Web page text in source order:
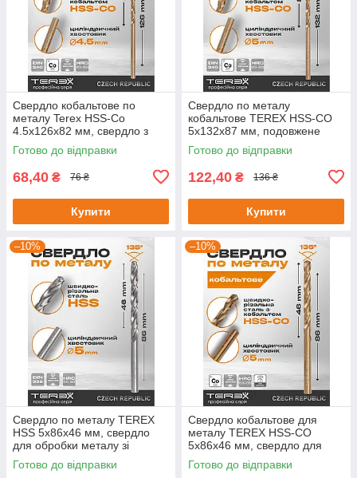
Свердло кобальтове по
металу Terex HSS-Co
4.5x126x82 мм, свердло з
подовженою робочою
частиною, DIN 340
Готово до відправки
68,40 ₴ 76 ₴
Купити
Свердло по металу
кобальтове TEREX HSS-CO
5x132x87 мм, подовжене
свердло по металу DIN 340
Готово до відправки
122,40 ₴ 136 ₴
Купити
–10%
Свердло по металу TEREX
HSS 5x86x46 мм, свердло
для обробки металу зі
швидкорізальної сталі DIN
338
Готово до відправки
–10%
Свердло кобальтове для
металу TEREX HSS-CO
5x86x46 мм, свердло для
обробки металу зі
швидкорізальної сталі
Готово до відправки